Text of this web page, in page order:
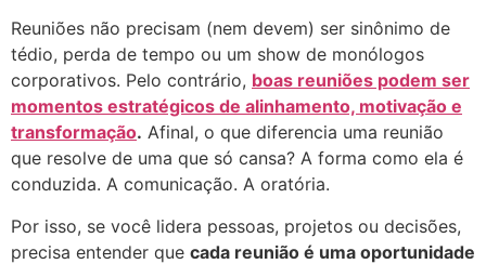
Reuniões não precisam (nem devem) ser sinônimo de
tédio, perda de tempo ou um show de monólogos
corporativos. Pelo contrário, boas reuniões podem ser
momentos estratégicos de alinhamento, motivação e
transformação. Afinal, o que diferencia uma reunião
que resolve de uma que só cansa? A forma como ela é
conduzida. A comunicação. A oratória.
Por isso, se você lidera pessoas, projetos ou decisões,
precisa entender que cada reunião é uma oportunidade